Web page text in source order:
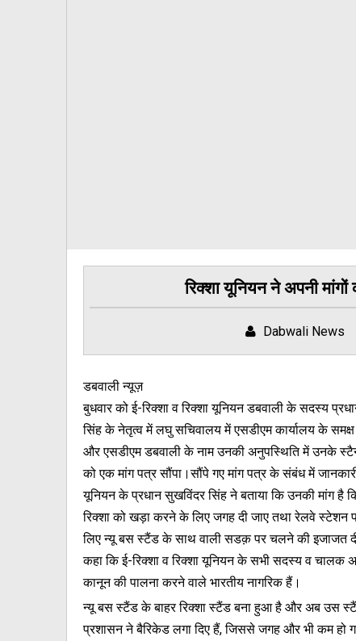
रिक्शा यूनियन ने अपनी
Dabwali News
डबवाली न्यूज़
बुधवार को ई-रिक्शा व रिक्शा यूनियन डबवाली के सदस्य
सिंह के नेतृत्व में लघु सचिवालय में एसडीएम कार्यालय के
और एसडीएम डबवाली के नाम उनकी अनुपस्थिति में उनके
को एक मांग पत्र सौंपा।सौंपे गए मांग पत्र के संबंध में
यूनियन के प्रधान सुखविंदर सिंह ने बताया कि उनकी मांग है
रिक्शा को खड़ा करने के लिए जगह दी जाए तथा रेलवे
लिए न्यू बस स्टैंड के साथ वाली सडक़ पर चलने की इजाजत
कहा कि ई-रिक्शा व रिक्शा यूनियन के सभी सदस्य व चालक
कानून की पालना करने वाले भारतीय नागरिक हैं।
न्यू बस स्टैंड के बाहर रिक्शा स्टैंड बना हुआ है और अब उस
प्रशासन ने बैरिकेड लगा दिए हैं, जिससे जगह और भी कम हो